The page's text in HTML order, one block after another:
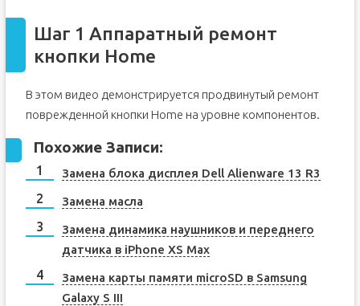
Шаг 1 Аппаратный ремонт
кнопки Home
В этом видео демонстрируется продвинутый ремонт
поврежденной кнопки Home на уровне компонентов.
Похожие Записи:
Замена блока дисплея Dell Alienware 13 R3
Замена масла
Замена динамика наушников и переднего
датчика в iPhone XS Max
Замена карты памяти microSD в Samsung
Galaxy S III